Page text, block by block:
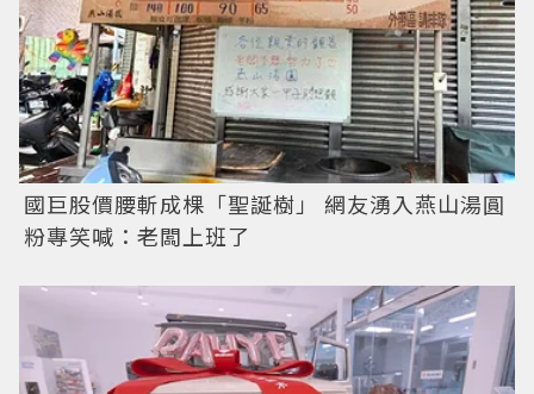
國巨股價腰斬成棵「聖誕樹」 網友湧入燕山湯圓
粉專笑喊：老闆上班了